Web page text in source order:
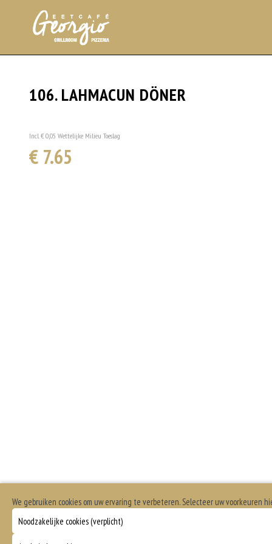
106. LAHMACUN DÖNER
Incl. € 0,05 Wettelijke Milieu Toeslag
€ 7.65
We gebruiken cookies om uw ervaring te verbeteren. Selecteer uw voorkeuren
Noodzakelijke cookies (verplicht)